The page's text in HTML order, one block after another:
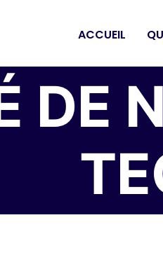
ACCUEIL
DE